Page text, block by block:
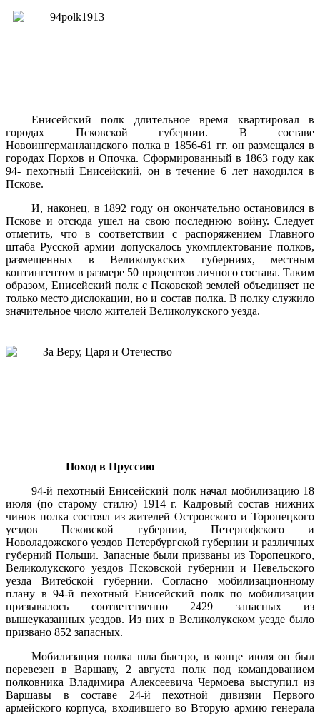
Енисейский полк длительное время квартировал в
городах Псковской губернии. В составе
Новоингерманландского полка в 1856-61 гг. он размещался в
городах Порхов и Опочка. Сформированный в 1863 году как
94- пехотный Енисейский, он в течение 6 лет находился в
Пскове.
И, наконец, в 1892 году он окончательно остановился в
Пскове и отсюда ушел на свою последнюю войну. Следует
отметить, что в соответствии с распоряжением Главного
штаба Русской армии допускалось укомплектование полков,
размещенных в Великолукских губерниях, местным
контингентом в размере 50 процентов личного состава. Таким
образом, Енисейский полк с Псковской землей объединяет не
только место дислокации, но и состав полка. В полку служило
значительное число жителей Великолукского уезда.
Поход в Пруссию
94-й пехотный Енисейский полк начал мобилизацию 18
июля (по старому стилю) 1914 г. Кадровый состав нижних
чинов полка состоял из жителей Островского и Торопецкого
уездов Псковской губернии, Петергофского и
Новоладожского уездов Петербургской губернии и различных
губерний Польши. Запасные были призваны из Торопецкого,
Великолукского уездов Псковской губернии и Невельского
уезда Витебской губернии. Согласно мобилизационному
плану в 94-й пехотный Енисейский полк по мобилизации
призывалось соответственно 2429 запасных из
вышеуказанных уездов. Из них в Великолукском уезде было
призвано 852 запасных.
Мобилизация полка шла быстро, в конце июля он был
перевезен в Варшаву, 2 августа полк под командованием
полковника Владимира Алексеевича Чермоева выступил из
Варшавы в составе 24-й пехотной дивизии Первого
армейского корпуса, входившего во Вторую армию генерала